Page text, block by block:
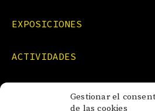
Gestionar el
de las cookies
EXPOSICIONES
ACTIVIDADES